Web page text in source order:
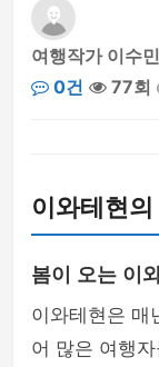
여행작가 이수민
0건
77회
이와테현
봄이 오는 이
이와테현은 매
어 많은 여행